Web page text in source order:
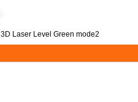
Laser Level Green mode2